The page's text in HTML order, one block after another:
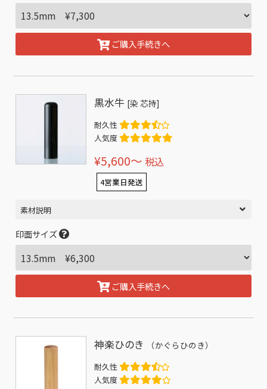
ご購入手続きへ
黒水牛 [染 芯持]
耐久性
人気度
¥5,600〜 税込
4営業日発送
素材説明
印面サイズ
ご購入手続きへ
神楽ひのき （かぐらひのき）
耐久性
人気度